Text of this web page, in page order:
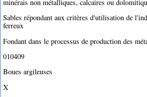
minérais non métalliques, calcaires ou
Sables répondant aux critères d'utilisation de
ferreux
Fondant dans le processus de production des
010409
Boues argileuses
X